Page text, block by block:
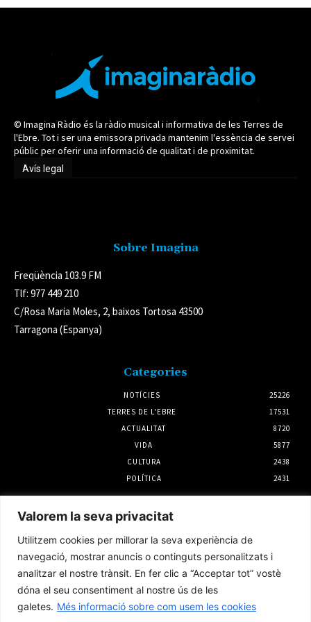
Valorem la seva privacitat
Utilitzem cookies per millorar la seva experiència de
navegació, mostrar anuncis o continguts personalitzats i
analitzar el nostre trànsit. En fer clic a “Acceptar tot” vostè
dóna el seu consentiment al nostre ús de les
galetes. Més informació sobre com usem les cookies
© Imagina Ràdio és la ràdio musical i informativa de les Terres de
l'Ebre. Tot i ser una emissora privada mantenim l'essència de servei
públic per oferir una informació de qualitat i de proximitat.
Avís legal
Sobre Imagina
Freqüència 103.9 FM
Tlf: 977 449 210
C/Rosa Maria Moles, 2, baixos Tortosa 43500
Tarragona (Espanya)
Categories
NOTÍCIES
25226
TERRES DE L'EBRE
17531
ACTUALITAT
8720
VIDA
5877
CULTURA
2438
POLÍTICA
2431
Notícies
Ràpid a Domicili, reconegut com el projecte
amb més potencial del Programa d’Incubació
d’Start-ups de la Ribera d’Ebre
3 agost 2026
L’Hospital Joan XXIII estrena una tècnica